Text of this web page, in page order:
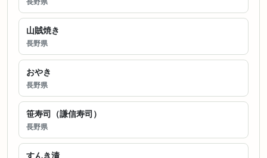
山賊焼き
長野県
おやき
長野県
笹寿司（謙信寿司）
長野県
すんき漬